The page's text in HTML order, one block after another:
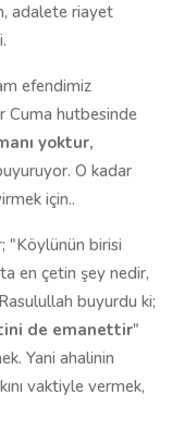
adalete riayet
efendimiz
Cuma hutbesinde
yoktur,
O kadar
için..
"Köylünün birisi
en çetin şey nedir,
buyurdu ki;
de emanettir"
Yani ahalinin
vaktiyle vermek,